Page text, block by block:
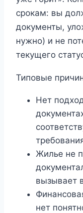
срокам: вы
документы,
нужно) и не
текущего
Типовые
Нет
Жилье не
вызывает
нет